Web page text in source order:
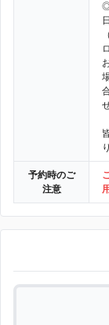
◎
予約時のご
注意